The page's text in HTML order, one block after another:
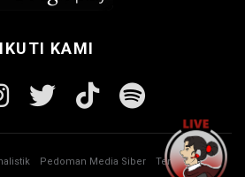
IKUTI KAMI
Pedoman Media Siber
Tentang Kami